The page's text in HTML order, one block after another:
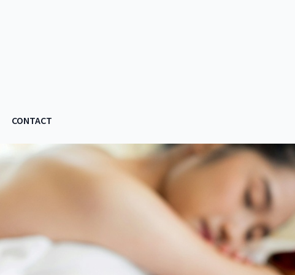
CONTACT